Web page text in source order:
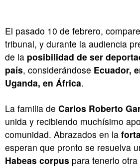
El pasado 10 de febrero,
tribunal, y durante la audiencia
de la posibilidad de ser
país, considerándose Ecuador,
Uganda, en África.
La familia de Carlos Roberto
unida y recibiendo muchísimo
comunidad. Abrazados en la
esperan que pronto se resuelva
Habeas corpus para tenerlo